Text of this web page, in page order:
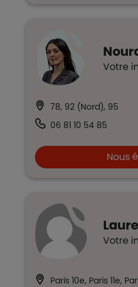
Votre
78, 92 (Nord), 95
06 81 10 54 85
Nous
Votre
Paris 10e, Paris 11e,